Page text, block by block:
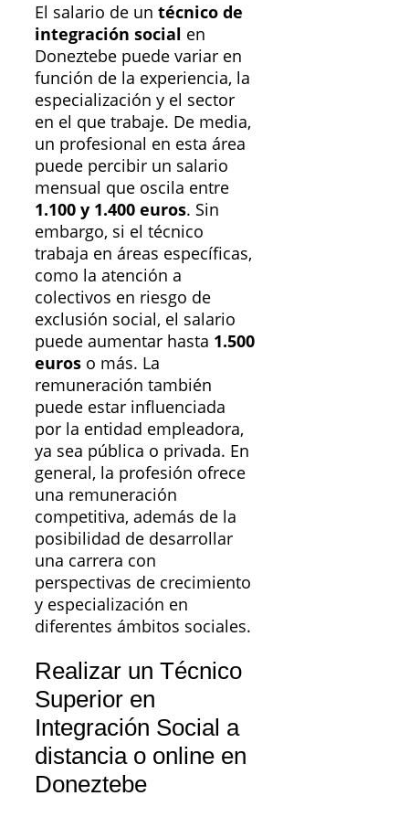
El salario de un técnico de
integración social en
Doneztebe puede variar en
función de la experiencia, la
especialización y el sector
en el que trabaje. De media,
un profesional en esta área
puede percibir un salario
mensual que oscila entre
1.100 y 1.400 euros. Sin
embargo, si el técnico
trabaja en áreas específicas,
como la atención a
colectivos en riesgo de
exclusión social, el salario
puede aumentar hasta 1.500
euros o más. La
remuneración también
puede estar influenciada
por la entidad empleadora,
ya sea pública o privada. En
general, la profesión ofrece
una remuneración
competitiva, además de la
posibilidad de desarrollar
una carrera con
perspectivas de crecimiento
y especialización en
diferentes ámbitos sociales.
Realizar un Técnico
Superior en
Integración Social a
distancia o online en
Doneztebe